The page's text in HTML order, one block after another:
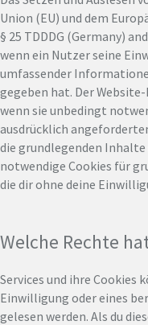
Union (EU) und dem
§ 25 TDDDG (Germany)
wenn ein Nutzer seine
umfassender
gegeben hat. Der
wenn sie unbedingt
ausdrücklich
die grundlegenden
notwendige Cookies für
die dir ohne deine
Welche Rechte
Services und ihre Cookies
Einwilligung oder eines
gelesen werden. Als du